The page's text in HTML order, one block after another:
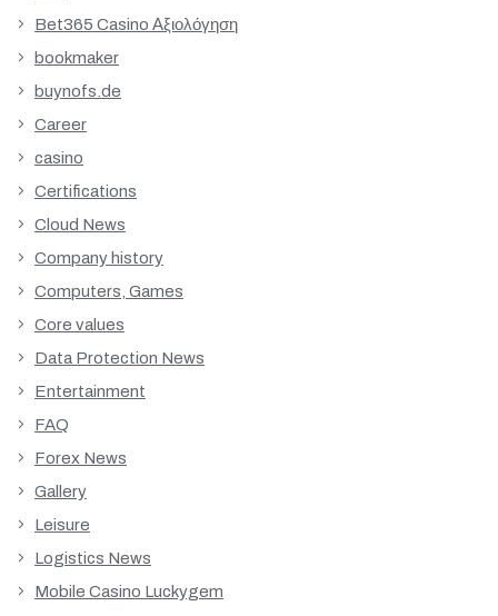
Bet365 Casino Αξιολόγηση
bookmaker
buynofs.de
Career
casino
Certifications
Cloud News
Company history
Computers, Games
Core values
Data Protection News
Entertainment
FAQ
Forex News
Gallery
Leisure
Logistics News
Mobile Casino Luckygem